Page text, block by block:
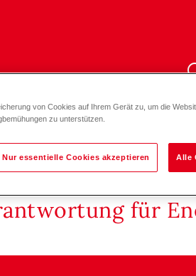
für
von Cookies auf Ihrem Gerät zu, um die
zu unterstützen.
Nur essentielle Cookies akzeptieren Alle